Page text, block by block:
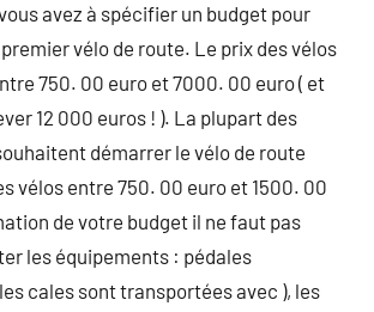
avez à spécifier un budget pour
vélo de route. Le prix des vélos
750. 00 euro et 7000. 00 euro ( et
12 000 euros ! ). La plupart des
démarrer le vélo de route
vélos entre 750. 00 euro et 1500. 00
de votre budget il ne faut pas
les équipements : pédales
cales sont transportées avec ), les